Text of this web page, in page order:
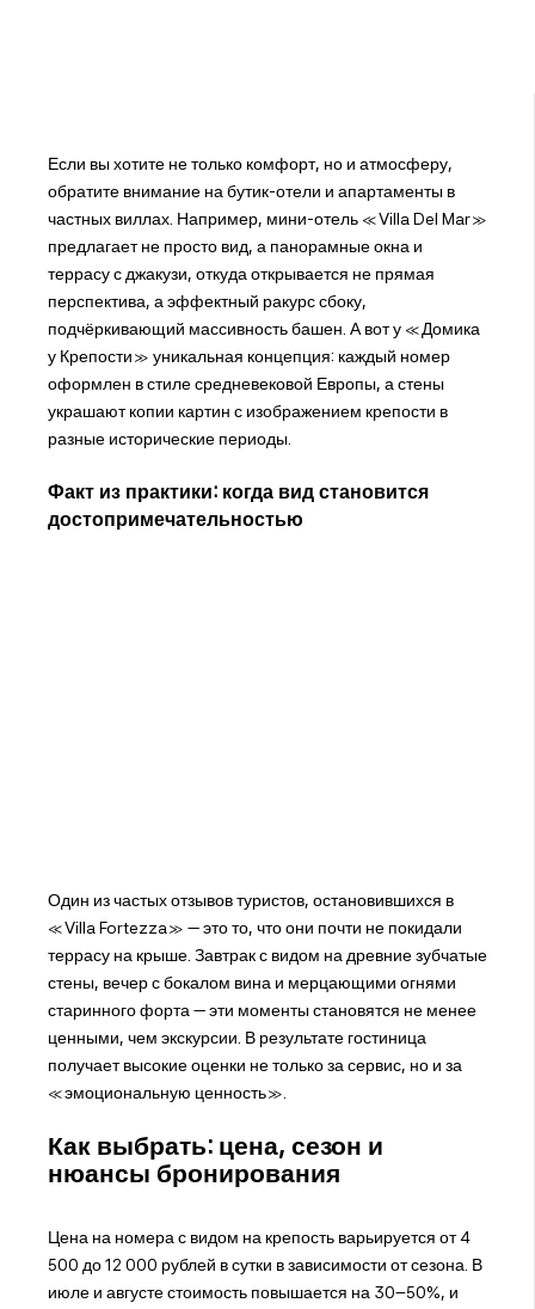
Если вы хотите не только комфорт, но и атмосферу,
обратите внимание на бутик-отели и апартаменты в
частных виллах. Например, мини-отель «Villa Del Mar»
предлагает не просто вид, а панорамные окна и
террасу с джакузи, откуда открывается не прямая
перспектива, а эффектный ракурс сбоку,
подчёркивающий массивность башен. А вот у «Домика
у Крепости» уникальная концепция: каждый номер
оформлен в стиле средневековой Европы, а стены
украшают копии картин с изображением крепости в
разные исторические периоды.
Факт из практики: когда вид становится
достопримечательностью
Один из частых отзывов туристов, остановившихся в
«Villa Fortezza» — это то, что они почти не покидали
террасу на крыше. Завтрак с видом на древние зубчатые
стены, вечер с бокалом вина и мерцающими огнями
старинного форта — эти моменты становятся не менее
ценными, чем экскурсии. В результате гостиница
получает высокие оценки не только за сервис, но и за
«эмоциональную ценность».
Как выбрать: цена, сезон и
нюансы бронирования
Цена на номера с видом на крепость варьируется от 4
500 до 12 000 рублей в сутки в зависимости от сезона. В
июле и августе стоимость повышается на 30–50%, и